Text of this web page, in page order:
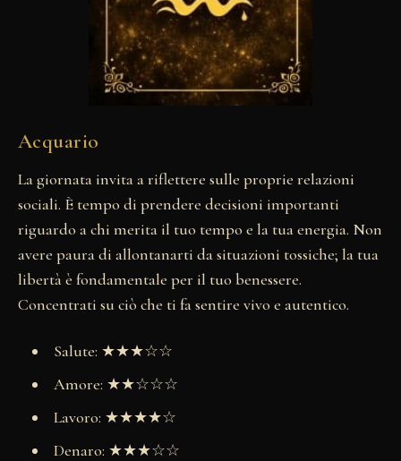
Acquario
La giornata invita a riflettere sulle proprie relazioni
sociali. È tempo di prendere decisioni importanti
riguardo a chi merita il tuo tempo e la tua energia. Non
avere paura di allontanarti da situazioni tossiche; la tua
libertà è fondamentale per il tuo benessere.
Concentrati su ciò che ti fa sentire vivo e autentico.
Salute: ★★★☆☆
Amore: ★★☆☆☆
Lavoro: ★★★★☆
Denaro: ★★★☆☆